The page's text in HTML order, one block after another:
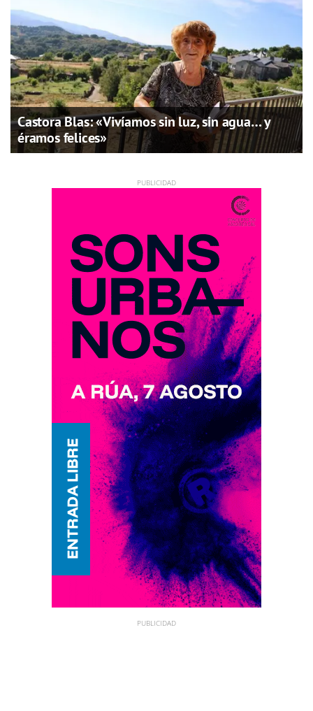
Castora Blas: «Vivíamos sin luz, sin agua… y
éramos felices»